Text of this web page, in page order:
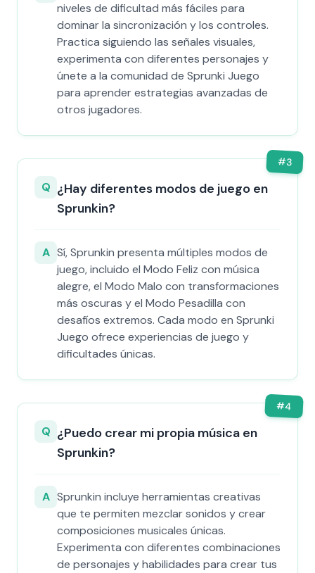
niveles de dificultad más fáciles para
dominar la sincronización y los controles.
Practica siguiendo las señales visuales,
experimenta con diferentes personajes y
únete a la comunidad de Sprunki Juego
para aprender estrategias avanzadas de
otros jugadores.
#3
Q ¿Hay diferentes modos de juego en
Sprunkin?
A Sí, Sprunkin presenta múltiples modos de
juego, incluido el Modo Feliz con música
alegre, el Modo Malo con transformaciones
más oscuras y el Modo Pesadilla con
desafíos extremos. Cada modo en Sprunki
Juego ofrece experiencias de juego y
dificultades únicas.
#4
Q ¿Puedo crear mi propia música en
Sprunkin?
A Sprunkin incluye herramientas creativas
que te permiten mezclar sonidos y crear
composiciones musicales únicas.
Experimenta con diferentes combinaciones
de personajes y habilidades para crear tus